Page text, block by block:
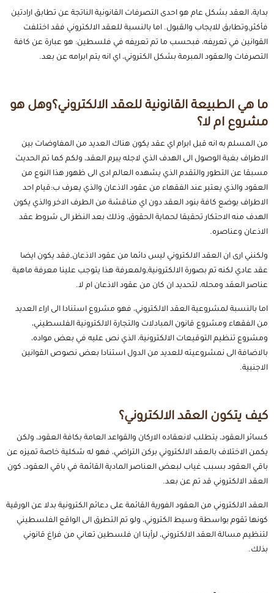
بداية، العقد بشكل عام هو احدى التصرفات القانونية الناتجة عن تطابق ارادتين
فأكثر,وتطابق للايجاب والقبول. اما بالنسبة للعقد الالكتروني فقد اختلفت
القوانين في تعريفه، فبحسب ما تم تعريفه في فلسطين: هو عبارة عن كافة
التصرفات والعقود المبرمة بشكل الكتروني، اي انه يتم ابرامه عن بعد.
ما هي الطبيعة القانونية للعقد الالكتروني؟وهل هو
مشروع ام لا؟
من المسلم به انه قبل ابرام اي عقد يكون هناك العديد من المفاوضات بين
الاطراف بغية الوصول الى الهدف الذي لاجله يبرم العقد، ولكم كما تم الحديث
مسبقا عن التطور والتقدم الذي يشهده العالم ادى الى ظهور هذا النوع من
العقود والذي يعتبر عند الفقهاء من عقود الاذعان والذي يعرف ب:قيام احد
الاطراف بوضع كافة بنود العقد دون اي مناقشة من الطرف الاخر والذي يكون
الهدف منه الاحتكار تحقيقا لحماية الحقوق، وذلك بعد النظر الى شروط عقد
الاذعان وعناصره.
ولكنني ارى ان العقد الالكتروني ليس دائما من عقود الاذعان,فقد يكون ايضا
عقد عادي لكنه تم بصورة الالكترونية,ولمعرفة هذا يتوجب علينا معرفة ماهية
عناصر العقد ومحله، لتحديد ان كان من عقود الاذعان ام لا.
اما بالنسبة لمشروعية العقد الالكتروني، فهو مشروع استنادا الى اراء العديد
من الفقهاء ومشروع قانون المبادلات والتجارة الالكترونية الفلسطيني،
ومشروع تنظيم التوقيعات الالكترونية، الذي نص عليه في بعض مواده،
بالاضافة الى نمشروعيته للعديد من الدول استنادا بعض نصوص القوانين
الاجنبية.
كيف يتكون العقد الالكتروني؟
كسائر العقود، يتطلب لانعقاده الاركان والقواعد العامة بكافة العقود، ولكن
يكمن الاختلاف بالعقد الالكتروني بركن التراضي، فهو له شكلية خاصة تميزه عن
باقي العقود بسبب غياب لبعض العناصر المادية القائمة في باقي العقود، كون
العقد الالكتروني قد تم عن بعد.
العقد الالكتروني من العقود الفورية القائمة على دعائم الكترونية بدلا عن الورقية
كونها تقوم بواسطة وسيط الكتروني، ولو تم التطرق الى الواقع الفلسطيني
لتنظيم مسالة العقد الالكتروني، لرأينا ان فلسطين تعاني من فراغ قانوني
بذلك.